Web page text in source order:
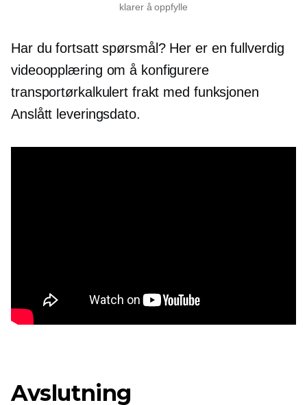
klarer å oppfylle
Har du fortsatt spørsmål? Her er enfullverdig
videoopplæring om å konfigurere
transportørkalkulert frakt med funksjonen
Anslått leveringsdato.
Avslutning